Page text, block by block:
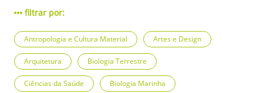
filtrar por:
Antropologia e Cultura Material Artes e Design
Arquitetura Biologia Terrestre
Ciências da Saúde Biologia Marinha